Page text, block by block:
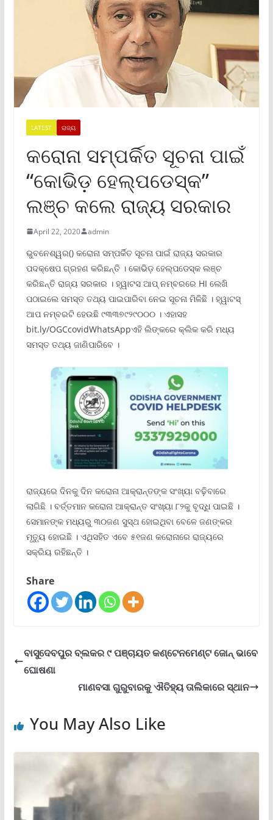
LATEST ରାଜ୍ୟ
କରୋନା ସମ୍ପର୍କିତ ସୂଚନା ପାଇଁ
“କୋଭିଡ଼ ହେଲ୍ପଡେସ୍କ”
ଲଞ୍ଚ କଲେ ରାଜ୍ୟ ସରକାର
April 22, 2020 admin
ଭୁବନେଶ୍ୱର() କରୋନା ସମ୍ପର୍କିତ ସୂଚନା ପାଇଁ ରାଜ୍ୟ ସରକାର
ପଦକ୍ଷେପ ଗ୍ରହଣ କରିଛନ୍ତି । କୋଭିଡ଼ ହେଲ୍ପଡେସ୍କ ଲଞ୍ଚ
କରିଛନ୍ତି ରାଜ୍ୟ ସରକାର । ହ୍ୱାଟସ ଆପ୍ ନମ୍ବରରେ HI ଲେଖି
ପଠାଇଲେ ସମସ୍ତ ତଥ୍ୟ ପାଇପାରିବା ନେଇ ସୂଚନା ମିଳିଛି । ହ୍ୱାଟସ୍
ଆପ ନମ୍ବରଟି ହେଉଛି ୯୩୩୭୯୨୯୦୦୦ । ଏହାସହ
bit.ly/OGCcovidWhatsAppଏହି ଲିଙ୍କରେ କ୍ଲିକ କରି ମଧ୍ୟ
ସମସ୍ତ ତଥ୍ୟ ଜାଣିପାରିବେ ।
ରାଜ୍ୟରେ ଦିନକୁ ଦିନ କରୋନା ଆକ୍ରାନ୍ତଙ୍କ ସଂଖ୍ୟା ବଢ଼ିବାରେ
ଲାଗିଛି । ବର୍ତ୍ତମାନ କରୋନା ଆକ୍ରାନ୍ତ ସଂଖ୍ୟା ୮୨କୁ ବୃଦ୍ଧି ପାଇଛି ।
ସେମାନଙ୍କ ମଧ୍ୟରୁ ୩୦ଜଣ ସୁସ୍ଥ ହୋଇଥିବା ବେଳେ ଜଣଙ୍କର
ମୃତ୍ୟୁ ହୋଇଛି । ଏଥିସହିତ ଏବେ ୫୧ଜଣ କରୋନାରେ ରାଜ୍ୟରେ
ସକ୍ରିୟ ରହିଛନ୍ତି ।
Share
ବାସୁଦେବପୁର ବ୍ଲକର ୯ ପଞ୍ଚାୟତ କଣ୍ଟେନମେଣ୍ଟ ଜୋନ୍ ଭାବେ
ଘୋଷଣା
ମାଣବସା ଗୁରୁବାରକୁ ଐତିହ୍ୟ ତାଲିକାରେ ସ୍ଥାନ
You May Also Like